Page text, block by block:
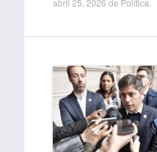
abril 25, 2026 de Política